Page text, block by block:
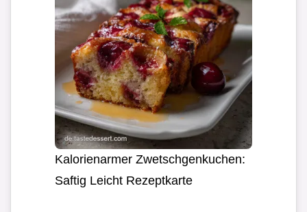
Kalorienarmer Zwetschgenkuchen:
Saftig Leicht Rezeptkarte